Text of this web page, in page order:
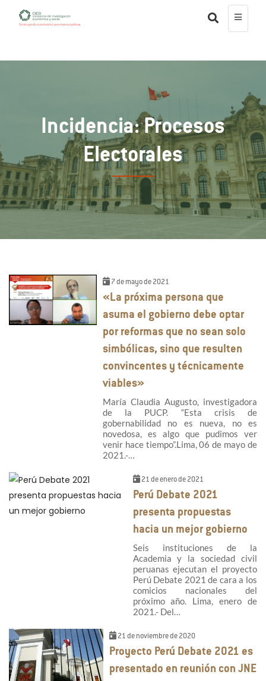
Incidencia: Procesos
Electorales
7 de mayo de 2021
«La próxima persona que
asuma el gobierno debe optar
por reformas que no sean solo
simbólicas, sino que resulten
convincentes y técnicamente
viables»
María Claudia Augusto, investigadora
de la PUCP. “Esta crisis de
gobernabilidad no es nueva, no es
novedosa, es algo que pudimos ver
venir hace tiempo”.Lima, 06 de mayo de
2021.-…
21 de enero de 2021
Perú Debate 2021
presenta propuestas
hacia un mejor gobierno
Seis instituciones de la
Academia y la sociedad civil
peruanas ejecutan el proyecto
Perú Debate 2021 de cara a los
comicios nacionales del
próximo año. Lima, enero de
2021.- Del…
21 de noviembre de 2020
Proyecto Perú Debate 2021 es
presentado en reunión con JNE